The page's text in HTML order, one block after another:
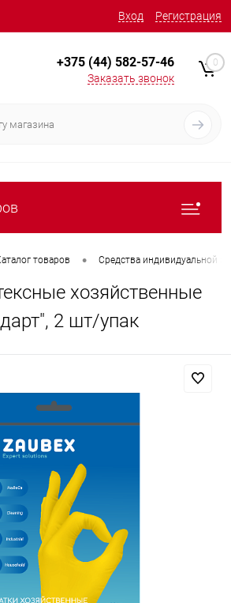
Вход Регистрация
+375 (44) 582-57-46
Заказать звонок
0
товаров • Средства индивидуальной
хозяйственные
2 шт/упак